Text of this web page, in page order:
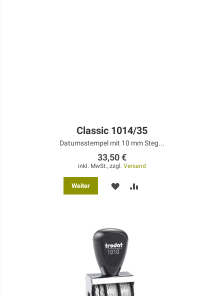
Classic 1014/35
Datumsstempel mit 10 mm Steg...
33,50 €
inkl. MwSt., zzgl. Versand
Weiter MERKEN